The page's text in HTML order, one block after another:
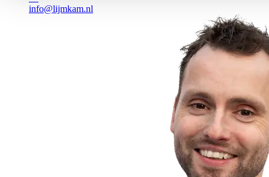
info@lijmkam.nl